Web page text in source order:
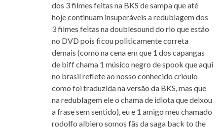
dos 3 filmes feitas na BKS de sampa que até
hoje continuam insuperáveis a redublagem dos
3 filmes feitas na doublesound do rio que estão
no DVD pois ficou politicamente correta
demais (como na cena em que 1 dos capangas
de biff chama 1 músico negro de spook que aqui
no brasil reflete ao nosso conhecido crioulo
como foi traduzida na versão da BKS, mas que
na redublagem ele o chama de idiota que deixou
a frase sem sentido), eu e 1 amigo meu chamado
rodolfo albiero somos fãs da saga back to the